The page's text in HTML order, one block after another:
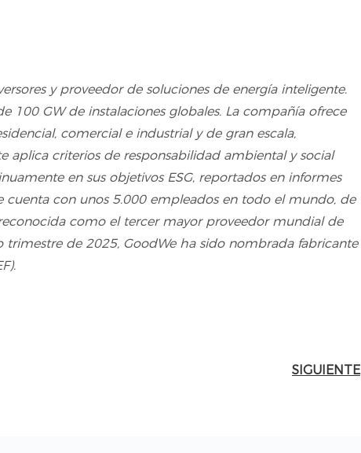
y proveedor de soluciones de energía inteligente.
100 GW de instalaciones globales. La compañía ofrece
comercial e industrial y de gran escala,
aplica criterios de responsabilidad ambiental y social
en sus objetivos ESG, reportados en informes
cuenta con unos 5.000 empleados en todo el mundo, de
como el tercer mayor proveedor mundial de
trimestre de 2025, GoodWe ha sido nombrada fabricante
SIGUIENTE